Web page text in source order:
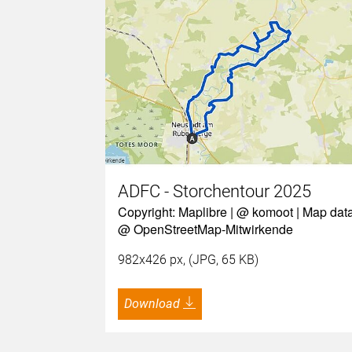
ADFC - Storchentour 2025
Copyright: Maplibre | @ komoot | Map
@ OpenStreetMap-Mitwirkende
982x426 px, (JPG, 65 KB)
Download